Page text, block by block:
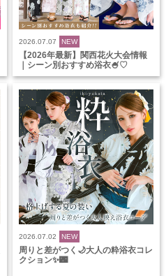
2026.07.07 NEW
【2026年最新】関西花火大会情報
｜シーン別おすすめ浴衣🍧♡
2026.07.02 NEW
周りと差がつく🌙大人の粋浴衣コレ
クション✨🌃